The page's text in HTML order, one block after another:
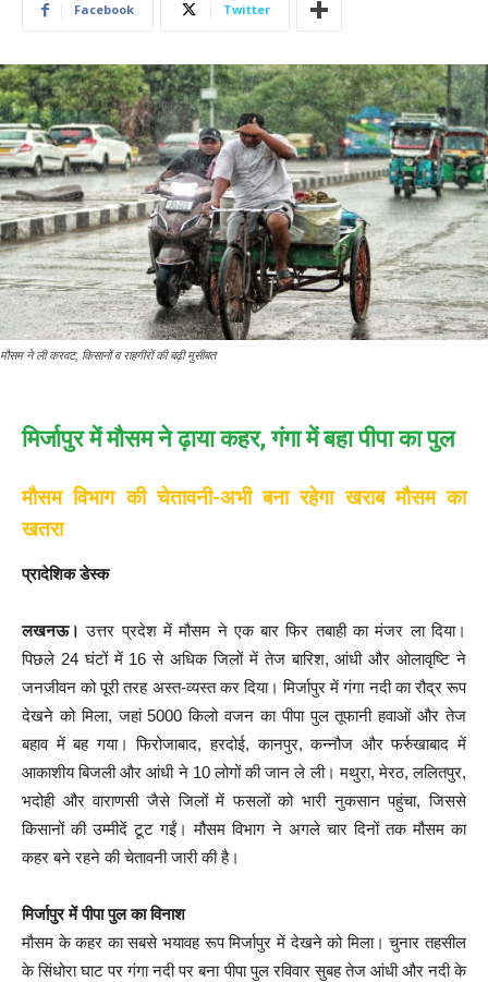
Facebook Twitter
मौसम ने ली करवट, किसानों व राहगीरों की बढ़ी मुसीबत
मिर्जापुर में मौसम ने ढ़ाया कहर, गंगा में बहा पीपा का पुल
मौसम विभाग की चेतावनी-अभी बना रहेगा खराब मौसम का
खतरा
प्रादेशिक डेस्क
लखनऊ। उत्तर प्रदेश में मौसम ने एक बार फिर तबाही का मंजर ला दिया।
पिछले 24 घंटों में 16 से अधिक जिलों में तेज बारिश, आंधी और ओलावृष्टि ने
जनजीवन को पूरी तरह अस्त-व्यस्त कर दिया। मिर्जापुर में गंगा नदी का रौद्र रूप
देखने को मिला, जहां 5000 किलो वजन का पीपा पुल तूफानी हवाओं और तेज
बहाव में बह गया। फिरोजाबाद, हरदोई, कानपुर, कन्नौज और फर्रुखाबाद में
आकाशीय बिजली और आंधी ने 10 लोगों की जान ले ली। मथुरा, मेरठ, ललितपुर,
भदोही और वाराणसी जैसे जिलों में फसलों को भारी नुकसान पहुंचा, जिससे
किसानों की उम्मीदें टूट गईं। मौसम विभाग ने अगले चार दिनों तक मौसम का
कहर बने रहने की चेतावनी जारी की है।
मिर्जापुर में पीपा पुल का विनाश
मौसम के कहर का सबसे भयावह रूप मिर्जापुर में देखने को मिला। चुनार तहसील
के सिंधोरा घाट पर गंगा नदी पर बना पीपा पुल रविवार सुबह तेज आंधी और नदी के